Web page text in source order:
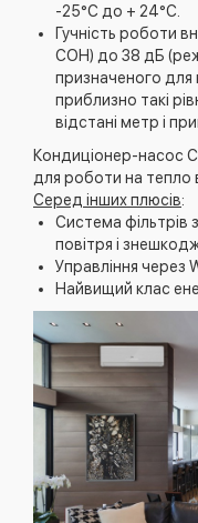
-25°С до + 24°С.
Гучність роботи
СОН) до 38 дБ
призначеного
приблизно такі
відстані метр і
Кондиціонер-насос
для роботи на тепло в
Серед інших плюсів:
Система фільтрів
повітря і
Управління через
Найвищий клас